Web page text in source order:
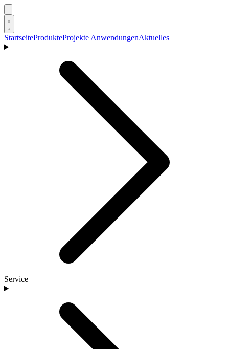
StartseiteProdukteProjekte AnwendungenAktuelles
Service